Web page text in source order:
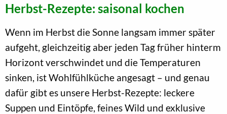
Herbst-Rezepte: saisonal kochen
Wenn im Herbst die Sonne langsam immer später
aufgeht, gleichzeitig aber jeden Tag früher hinterm
Horizont verschwindet und die Temperaturen
sinken, ist Wohlfühlküche angesagt – und genau
dafür gibt es unsere Herbst-Rezepte: leckere
Suppen und Eintöpfe, feines Wild und exklusive